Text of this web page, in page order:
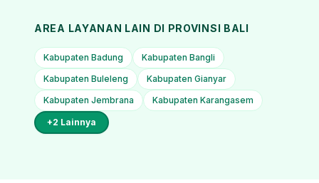
AREA LAYANAN LAIN DI PROVINSI BALI
Kabupaten Badung
Kabupaten Bangli
Kabupaten Buleleng
Kabupaten Gianyar
Kabupaten Jembrana
Kabupaten Karangasem
+2 Lainnya